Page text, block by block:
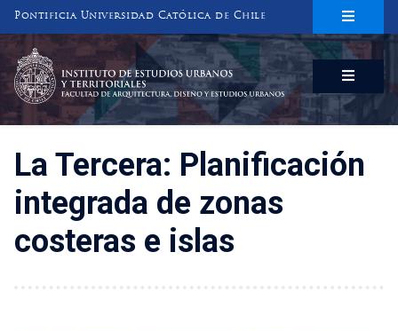
Pontificia Universidad Católica de Chile
INSTITUTO DE ESTUDIOS URBANOS
Y TERRITORIALES
FACULTAD DE ARQUITECTURA, DISEÑO Y ESTUDIOS URBANOS
La Tercera: Planificación
integrada de zonas
costeras e islas